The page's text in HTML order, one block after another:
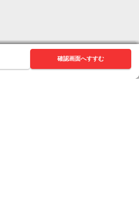
次へ進む
次へ進む
次へ進む
次へ進む
次へ進む
次へ進む
次へ進む
次へ進む
次へ進む
次へ進む
確認画面へすすむ